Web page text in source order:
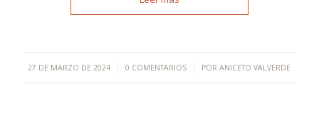
27 DE MARZO DE 2024
/ 0 COMENTARIOS
/ PORANICETO VALVERDE